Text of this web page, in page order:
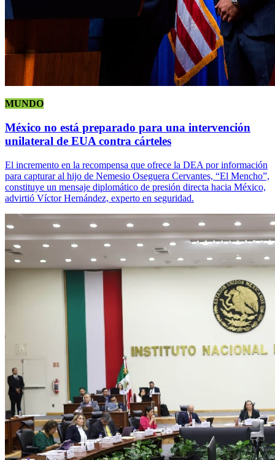
MUNDO
México no está preparado para una intervención
unilateral de EUA contra cárteles
El incremento en la recompensa que ofrece la DEA por información
para capturar al hijo de Nemesio Oseguera Cervantes, “El Mencho”,
constituye un mensaje diplomático de presión directa hacia México,
advirtió Víctor Hernández, experto en seguridad.